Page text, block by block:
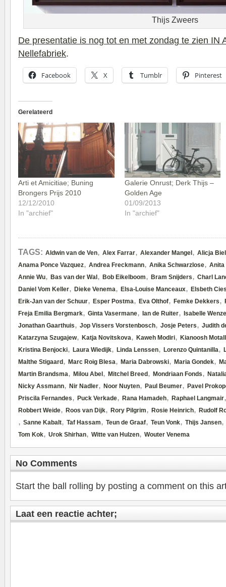
Thijs Zweers
De presentatie is nog tot en met zondag te zien IN
Nellefabriek.
Facebook X Tumblr Pinterest
Gerelateerd
Arti et Amicitiae; Buning
Brongers Prijs 2010
12/12/2010
In "archief"
Galerie Onrust; Derk Thijs –
Golden Age
01/09/2013
In "archief"
TAGS: Aldwin van de Ven, Alex Farrar, Alexander Mangel, Alicja
Anama Ponce Vazquez, Andrea Freckmann, Anika Schwarzlose, Anita
Annie Wu, Bas van der Wal, Bob Eikelboom, Bram Snijders, Charl
Daniel Vom Keller, Dieke Venema, Elsa-Louise Manceaux, Elsbeth
Erik-Jan van der Schuur, Esper Postma, Eva Olthof, Femke Dekkers,
Freja Emilia Bergmark, Ginta Vasermane, Ian de Ruiter, Isabelle
Jonathan Gaarthuis, Jop Vissers Vorstenbosch, Josje Peters, Judith
Katarzyna Szugajew, Katja Novitskova, Kaweh Modiri, Kianoosh
Kristina Benjocki, Laura Wiedijk, Linda Lenssen, Lorenzo Quintanilla,
Malthe Stigaard, Marc Roig Blesa, Maria Dabrowski, Maria Gondek,
Martin Brandsma, Milou Abel, Mitchel Breed, Mondriaan Fonds,
Nicky Assmann, Nir Nadler, Noor Nuyten, Paul Beumer, Pavel
Priscila Fernandes, Puck Verkade, Rana Hamadeh, Raphael Langmair
Robbert Weide, Roos van Dijk, Rory Pilgrim, Rosie Heinrich, Rudolf
, Sanne Kabalt, Taf Hassam, Teun de Graaf, Teun Vonk, Thijs Jansen,
Tom Kok, Urok Shirhan, Witte van Hulzen, Wouter Venema
No Comments
Start the ball rolling by posting a comment on this
Laat een reactie achter;